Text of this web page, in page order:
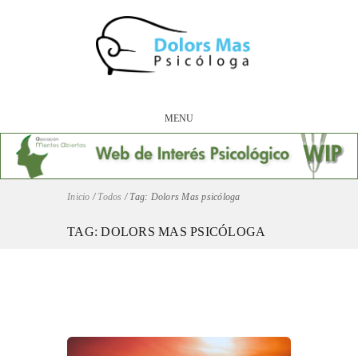
MENU
Inicio / Todos / Tag: Dolors Mas psicóloga
TAG: DOLORS MAS PSICÓLOGA